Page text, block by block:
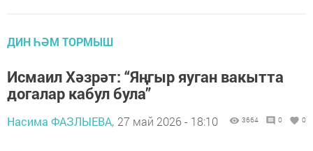
ДИН ҺӘМ ТОРМЫШ
Исмаил Хәзрәт: “Яңгыр яуган вакытта
догалар кабул була”
Насима ФАЗЛЫЕВА, 27 май 2026 - 18:10 3664 0 0